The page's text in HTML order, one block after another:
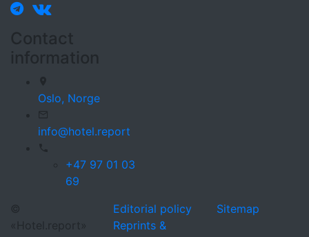
Contact
information
Oslo, Norge
info@hotel.report
+47 97 01 03
69
©
«Hotel.report»
Editorial policy
Reprints &
Sitemap